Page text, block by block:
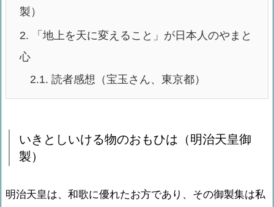
製）
2. 「地上を天に変えること」が日本人のやまと
心
2.1. 読者感想（宝玉さん、東京都）
いきとしいける物のおもひは（明治天皇御
製）
明治天皇は、和歌に優れたお方であり、その御製集は私